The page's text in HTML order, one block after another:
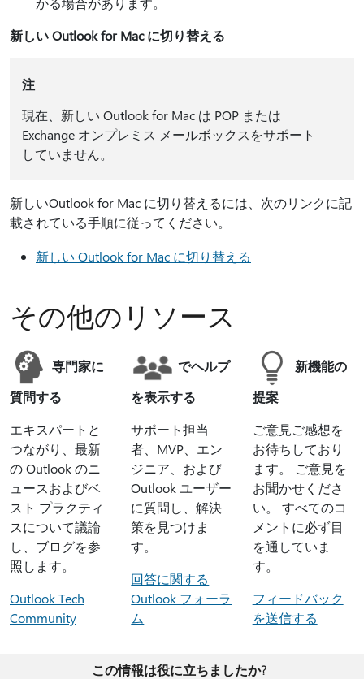
新しい Outlook for Mac に切り替える
注
現在、新しい Outlook for Mac は POP または
Exchange オンプレミス メールボックスをサポート
していません。
新しいOutlook for Mac に切り替えるには、次のリンクに記
載されている手順に従ってください。
新しい Outlook for Mac に切り替える
その他のリソース
専門家に
質問する
エキスパートと
つながり、最新
の Outlook のニ
ュースおよびベ
スト プラクティ
スについて議論
し、ブログを参
照します。
Outlook Tech
Community
でヘルプ
を表示する
サポート担当
者、MVP、エン
ジニア、および
Outlook ユーザー
に質問し、解決
策を見つけま
す。
回答に関する
Outlook フォーラ
ム
新機能の
提案
ご意見ご感想を
お待ちしており
ます。 ご意見を
お聞かせくださ
い。 すべてのコ
メントに必ず目
を通していま
す。
フィードバック
を送信する
この情報は役に立ちましたか?